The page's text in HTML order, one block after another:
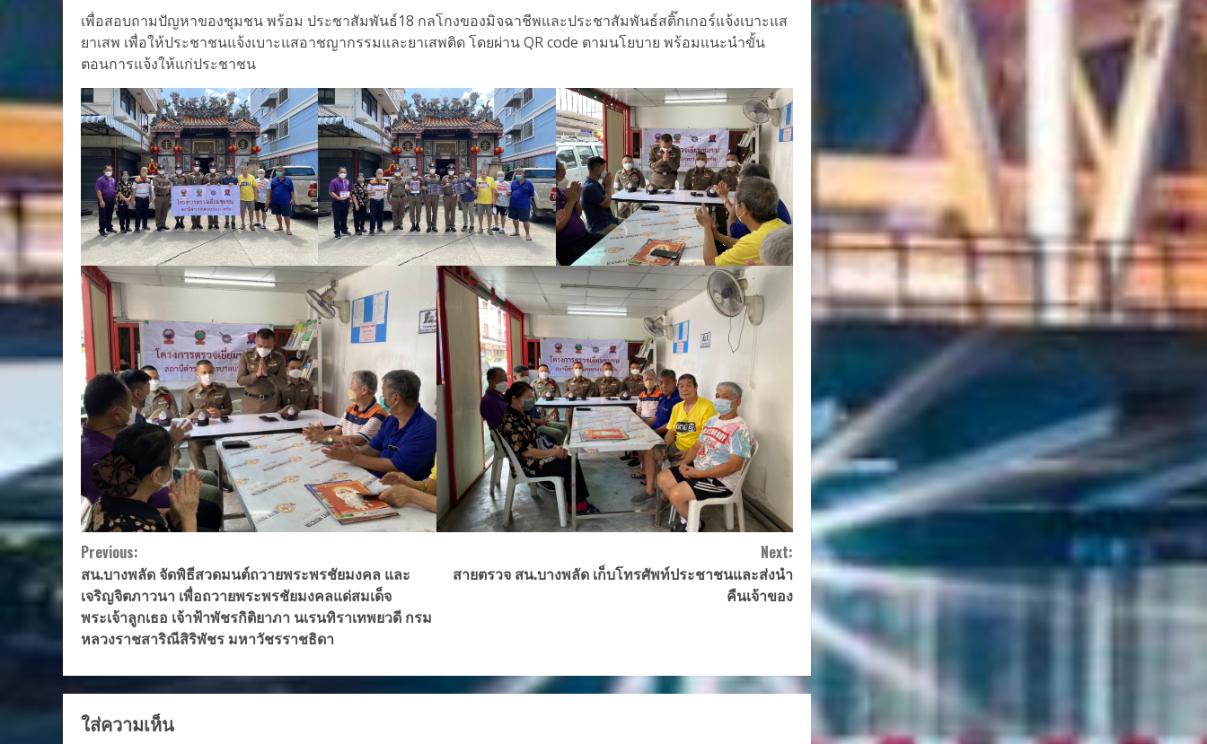
เพื่อสอบถามปัญหาของชุมชน พร้อม ประชาสัมพันธ์18 กลโกงของมิจฉาชีพและประชาสัมพันธ์สติ๊กเกอร์แจ้งเบาะแส
ยาเสพ เพื่อให้ประชาชนแจ้งเบาะแสอาชญากรรมและยาเสพติด โดยผ่าน QR code ตามนโยบาย พร้อมแนะนำขั้น
ตอนการแจ้งให้แก่ประชาชน
Continue
Reading
Previous:
สน.บางพลัด จัดพิธีสวดมนต์ถวายพระพรชัยมงคล และ
เจริญจิตภาวนา เพื่อถวายพระพรชัยมงคลแด่สมเด็จ
พระเจ้าลูกเธอ เจ้าฟ้าพัชรกิติยาภา นเรนทิราเทพยวดี กรม
หลวงราชสาริณีสิริพัชร มหาวัชรราชธิดา
Next:
สายตรวจ สน.บางพลัด เก็บโทรศัพท์ประชาชนและส่งนำ
คืนเจ้าของ
ใส่ความเห็น